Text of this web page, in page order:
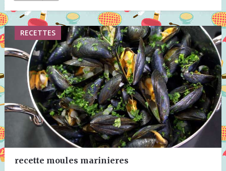
RECETTES
recette moules marinieres